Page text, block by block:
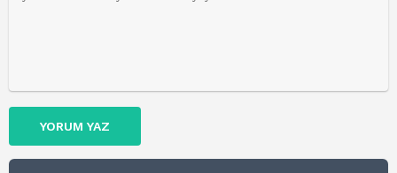
YORUM YAZ